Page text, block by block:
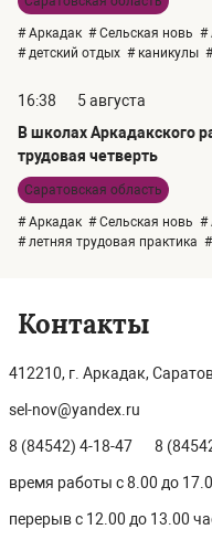
# Аркадак # Сельская новь #
# детский отдых # каникулы
16:38
5 августа
В школах Аркадакского
трудовая четверть
Саратовская область
# Аркадак # Сельская новь #
# летняя трудовая практика
Контакты
412210, г. Аркадак,
sel-nov@yandex.ru
8 (84542) 4-18-47 8
время работы с 8.00 до
перерыв с 12.00 до 13.00